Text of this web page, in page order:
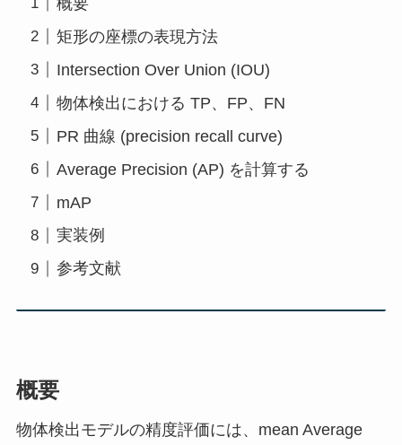
矩形の座標の表現方法
Intersection Over Union (IOU)
物体検出における TP、FP、FN
PR 曲線 (precision recall curve)
Average Precision (AP) を計算する
mAP
実装例
参考文献
概要
物体検出モデルの精度評価には、mean Average